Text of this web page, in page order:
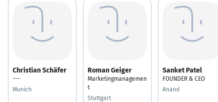
Christian Schäfer
---
Munich
Roman Geiger
Marketingmanagemen
t
Stuttgart
Sanket Patel
FOUNDER & CEO
Anand